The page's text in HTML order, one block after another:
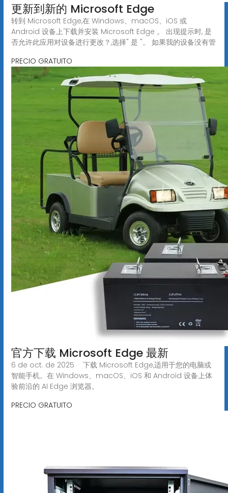
更新到新的 Microsoft Edge
转到 Microsoft Edge,在 Windows、macOS、iOS 或
Android 设备上下载并安装 Microsoft Edge 。 出现提示时, 是
否允许此应用对设备进行更改？,选择" 是 "。 如果我的设备没有管
PRECIO GRATUITO
官方下载 Microsoft Edge 最新
6 de oct. de 2025 · 下载 Microsoft Edge,适用于您的电脑或
智能手机。在 Windows、macOS、iOS 和 Android 设备上体
验前沿的 AI Edge 浏览器。
PRECIO GRATUITO